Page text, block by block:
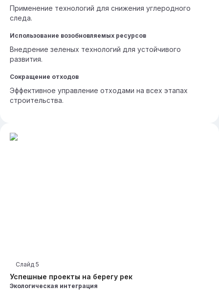
Применение технологий для снижения углеродного
следа.
Использование возобновляемых ресурсов
Внедрение зеленых технологий для устойчивого
развития.
Сокращение отходов
Эффективное управление отходами на всех этапах
строительства.
Успешные проекты на берегу рек
Слайд 5
Экологическая интеграция